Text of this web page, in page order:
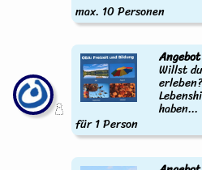
max. 10 Personen
Angebot
Willst
haben...
für 1 Person